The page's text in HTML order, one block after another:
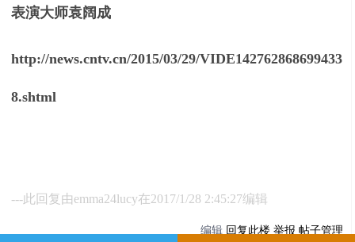
表演大师袁阔成
http://news.cntv.cn/2015/03/29/VIDE142762868699433
8.shtml
---此回复由emma24lucy在2017/1/28 2:45:27编辑
编辑 回复此楼 举报 帖子管理